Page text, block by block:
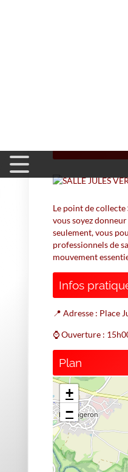
Le point de collecte
vous soyez
seulement, vous
professionnels de
mouvement
Infos
📍 Adresse : Place
⌚ Ouverture :
Plan
+
−